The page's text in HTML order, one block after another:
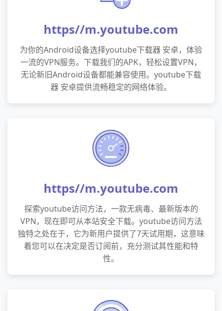
https//m.youtube.com
为你的Android设备选择youtube下载器 安卓，体验
一流的VPN服务。下载我们的APK，轻松设置VPN，
无论新旧Android设备都能兼容使用。youtube下载
器 安卓提供流畅稳定的网络体验。
https//m.youtube.com
探索youtube访问方法，一款无病毒、最新版本的
VPN，现在即可从本站安全下载。youtube访问方法
独特之处在于，它为新用户提供了7天试用期，这意味
着您可以在决定是否订阅前，充分测试其性能和特
性。